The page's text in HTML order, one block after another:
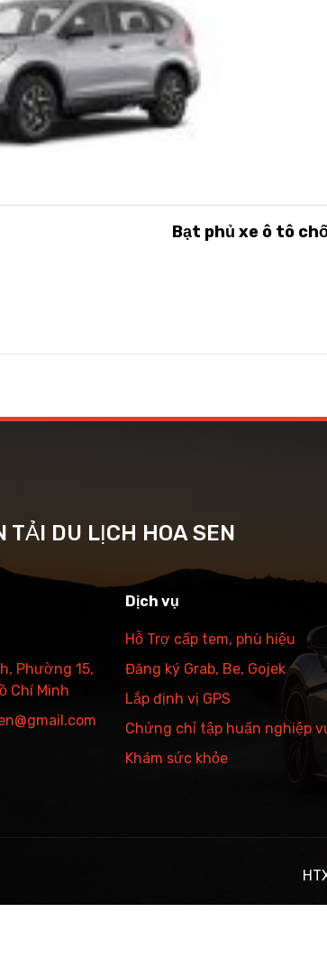
Bạt phủ xe ô tô
TẢI DU LỊCH HOA SEN
Phường 15,
Chí Minh
Dịch vụ
Hỗ Trợ cấp tem, phù hiệu
Đăng ký Grab, Be, Gojek
Lắp định vị GPS
Chứng chỉ tập huấn nghiệp
Khám sức khỏe